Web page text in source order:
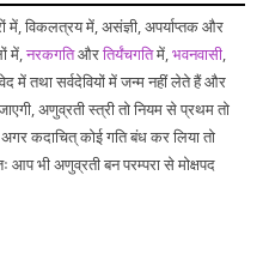
में, विकलत्रय में, असंज्ञी, अपर्याप्तक और
में,नरकगतिऔरतिर्यंचगतिमें,भवनवासी,
में तथा सर्वदेवियों में जन्म नहीं लेते हैं और
अणुव्रती स्त्री तो नियम से प्रथम तो
कदाचित् कोई गति बंध कर लिया तो
भी अणुव्रती बन परम्परा से मोक्षपद